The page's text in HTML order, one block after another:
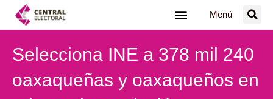
Menú
Selecciona INE a 378 mil 240
oaxaqueñas y oaxaqueños en